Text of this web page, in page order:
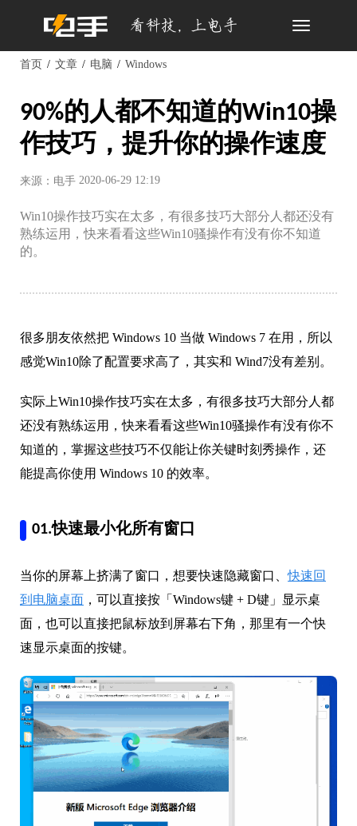
Toggle
首页 文章 电脑 Windows
90%的人都不知道的Win10操
作技巧，提升你的操作速度
来源：电手 2020-06-29 12:19
Win10操作技巧实在太多，有很多技巧大部分人都还没有
熟练运用，快来看看这些Win10骚操作有没有你不知道
的。
很多朋友依然把 Windows 10 当做 Windows 7 在用，所以
感觉Win10除了配置要求高了，其实和 Wind7没有差别。
实际上Win10操作技巧实在太多，有很多技巧大部分人都
还没有熟练运用，快来看看这些Win10骚操作有没有你不
知道的，掌握这些技巧不仅能让你关键时刻秀操作，还
能提高你使用 Windows 10 的效率。
01.快速最小化所有窗口
当你的屏幕上挤满了窗口，想要快速隐藏窗口、快速回
到电脑桌面 ，可以直接按「Windows键 + D键」显示桌
面，也可以直接把鼠标放到屏幕右下角，那里有一个快
速显示桌面的按键。